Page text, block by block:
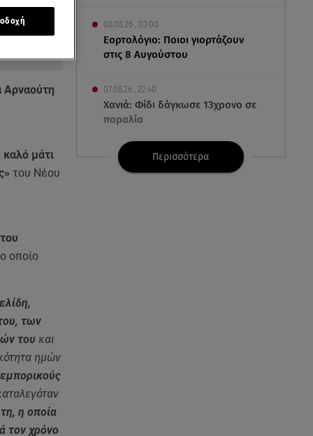
08.08.26 , 03:00
Εορτολόγιο: Ποιοι γιορτάζουν
στις 8 Αυγούστου
07.08.26 , 22:40
Χανιά: Φίδι δάγκωσε 13χρονο σε
παραλία
07.08.26 , 22:05
Φωτιές: Στάχτη Το Πράσινο
Περισσότερα
Αρναούτη
μάτι
του Νέου
οποίο
των
του και
ημών
η οποία
τον χρόνο